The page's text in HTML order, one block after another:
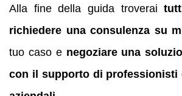
Alla fine della guida troverai
richiedere una consulenza su
tuo caso e negoziare una
con il supporto di professionisti